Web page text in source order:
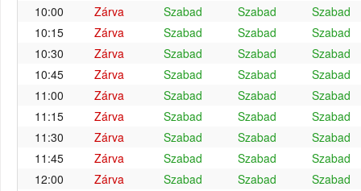
10:00
Zárva Szabad Szabad
Szabad
10:15
Zárva Szabad Szabad
Szabad
10:30
Zárva Szabad Szabad
Szabad
10:45
Zárva Szabad Szabad
Szabad
11:00
Zárva Szabad Szabad
Szabad
11:15
Zárva Szabad Szabad
Szabad
11:30
Zárva Szabad Szabad
Szabad
11:45
Zárva Szabad Szabad
Szabad
12:00
Zárva Szabad Szabad
Szabad